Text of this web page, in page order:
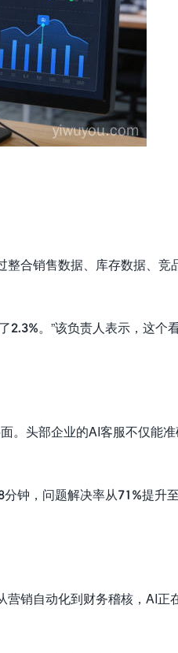
整合销售数据、库存数据、竞
2.3%。”该负责人表示，这个
。头部企业的AI客服不仅能
钟，问题解决率从71%提升
营销自动化到财务稽核，AI正